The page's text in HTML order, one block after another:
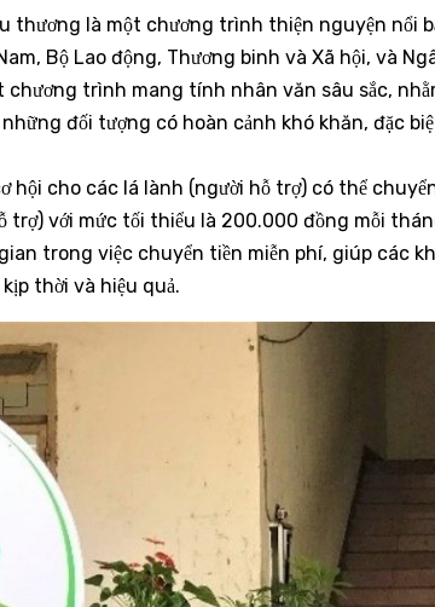
thương là một chương trình thiện nguyện nổi
Bộ Lao động, Thương binh và Xã hội, và
chương trình mang tính nhân văn sâu sắc,
đối tượng có hoàn cảnh khó khăn, đặc
hội cho các lá lành (người hỗ trợ) có thể
trợ) với mức tối thiểu là 200.000 đồng mỗi
trong việc chuyển tiền miễn phí, giúp các
thời và hiệu quả.